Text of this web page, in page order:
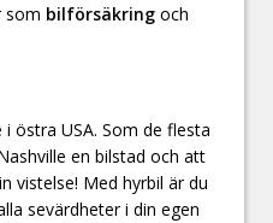
som bilförsäkring och
östra USA. Som de flesta
en bilstad och att
vistelse! Med hyrbil är du
sevärdheter i din egen